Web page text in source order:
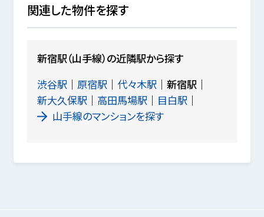
関連した物件を探す
新宿駅（山手線）の近隣駅から探す
渋谷駅
原宿駅 代々木駅
新宿駅
新大久保駅
高田馬場駅
目白駅
山手線のマンションを探す